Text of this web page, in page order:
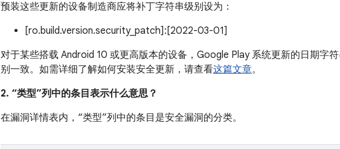
预装这些更新的设备制造商应将补丁字符串级别设为：
[ro.build.version.security_patch]:[2022-03-01]
对于某些搭载 Android 10 或更高版本的设备，Google Play 系统更新的日期字
别一致。如需详细了解如何安装安全更新，请查看这篇文章。
2. “类型”列中的条目表示什么意思？
在漏洞详情表内，“类型”列中的条目是安全漏洞的分类。